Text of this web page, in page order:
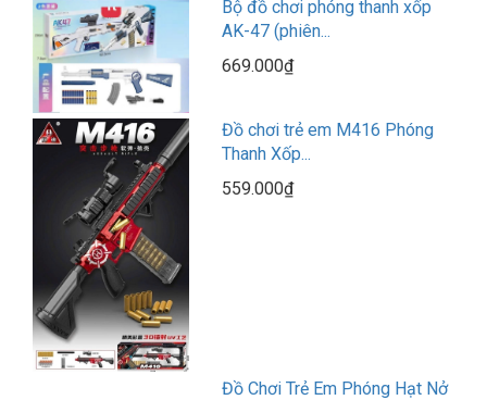
Bộ đồ chơi phóng thanh xốp
AK-47 (phiên...
669.000₫
Đồ chơi trẻ em M416 Phóng
Thanh Xốp...
559.000₫
Đồ Chơi Trẻ Em Phóng Hạt Nở